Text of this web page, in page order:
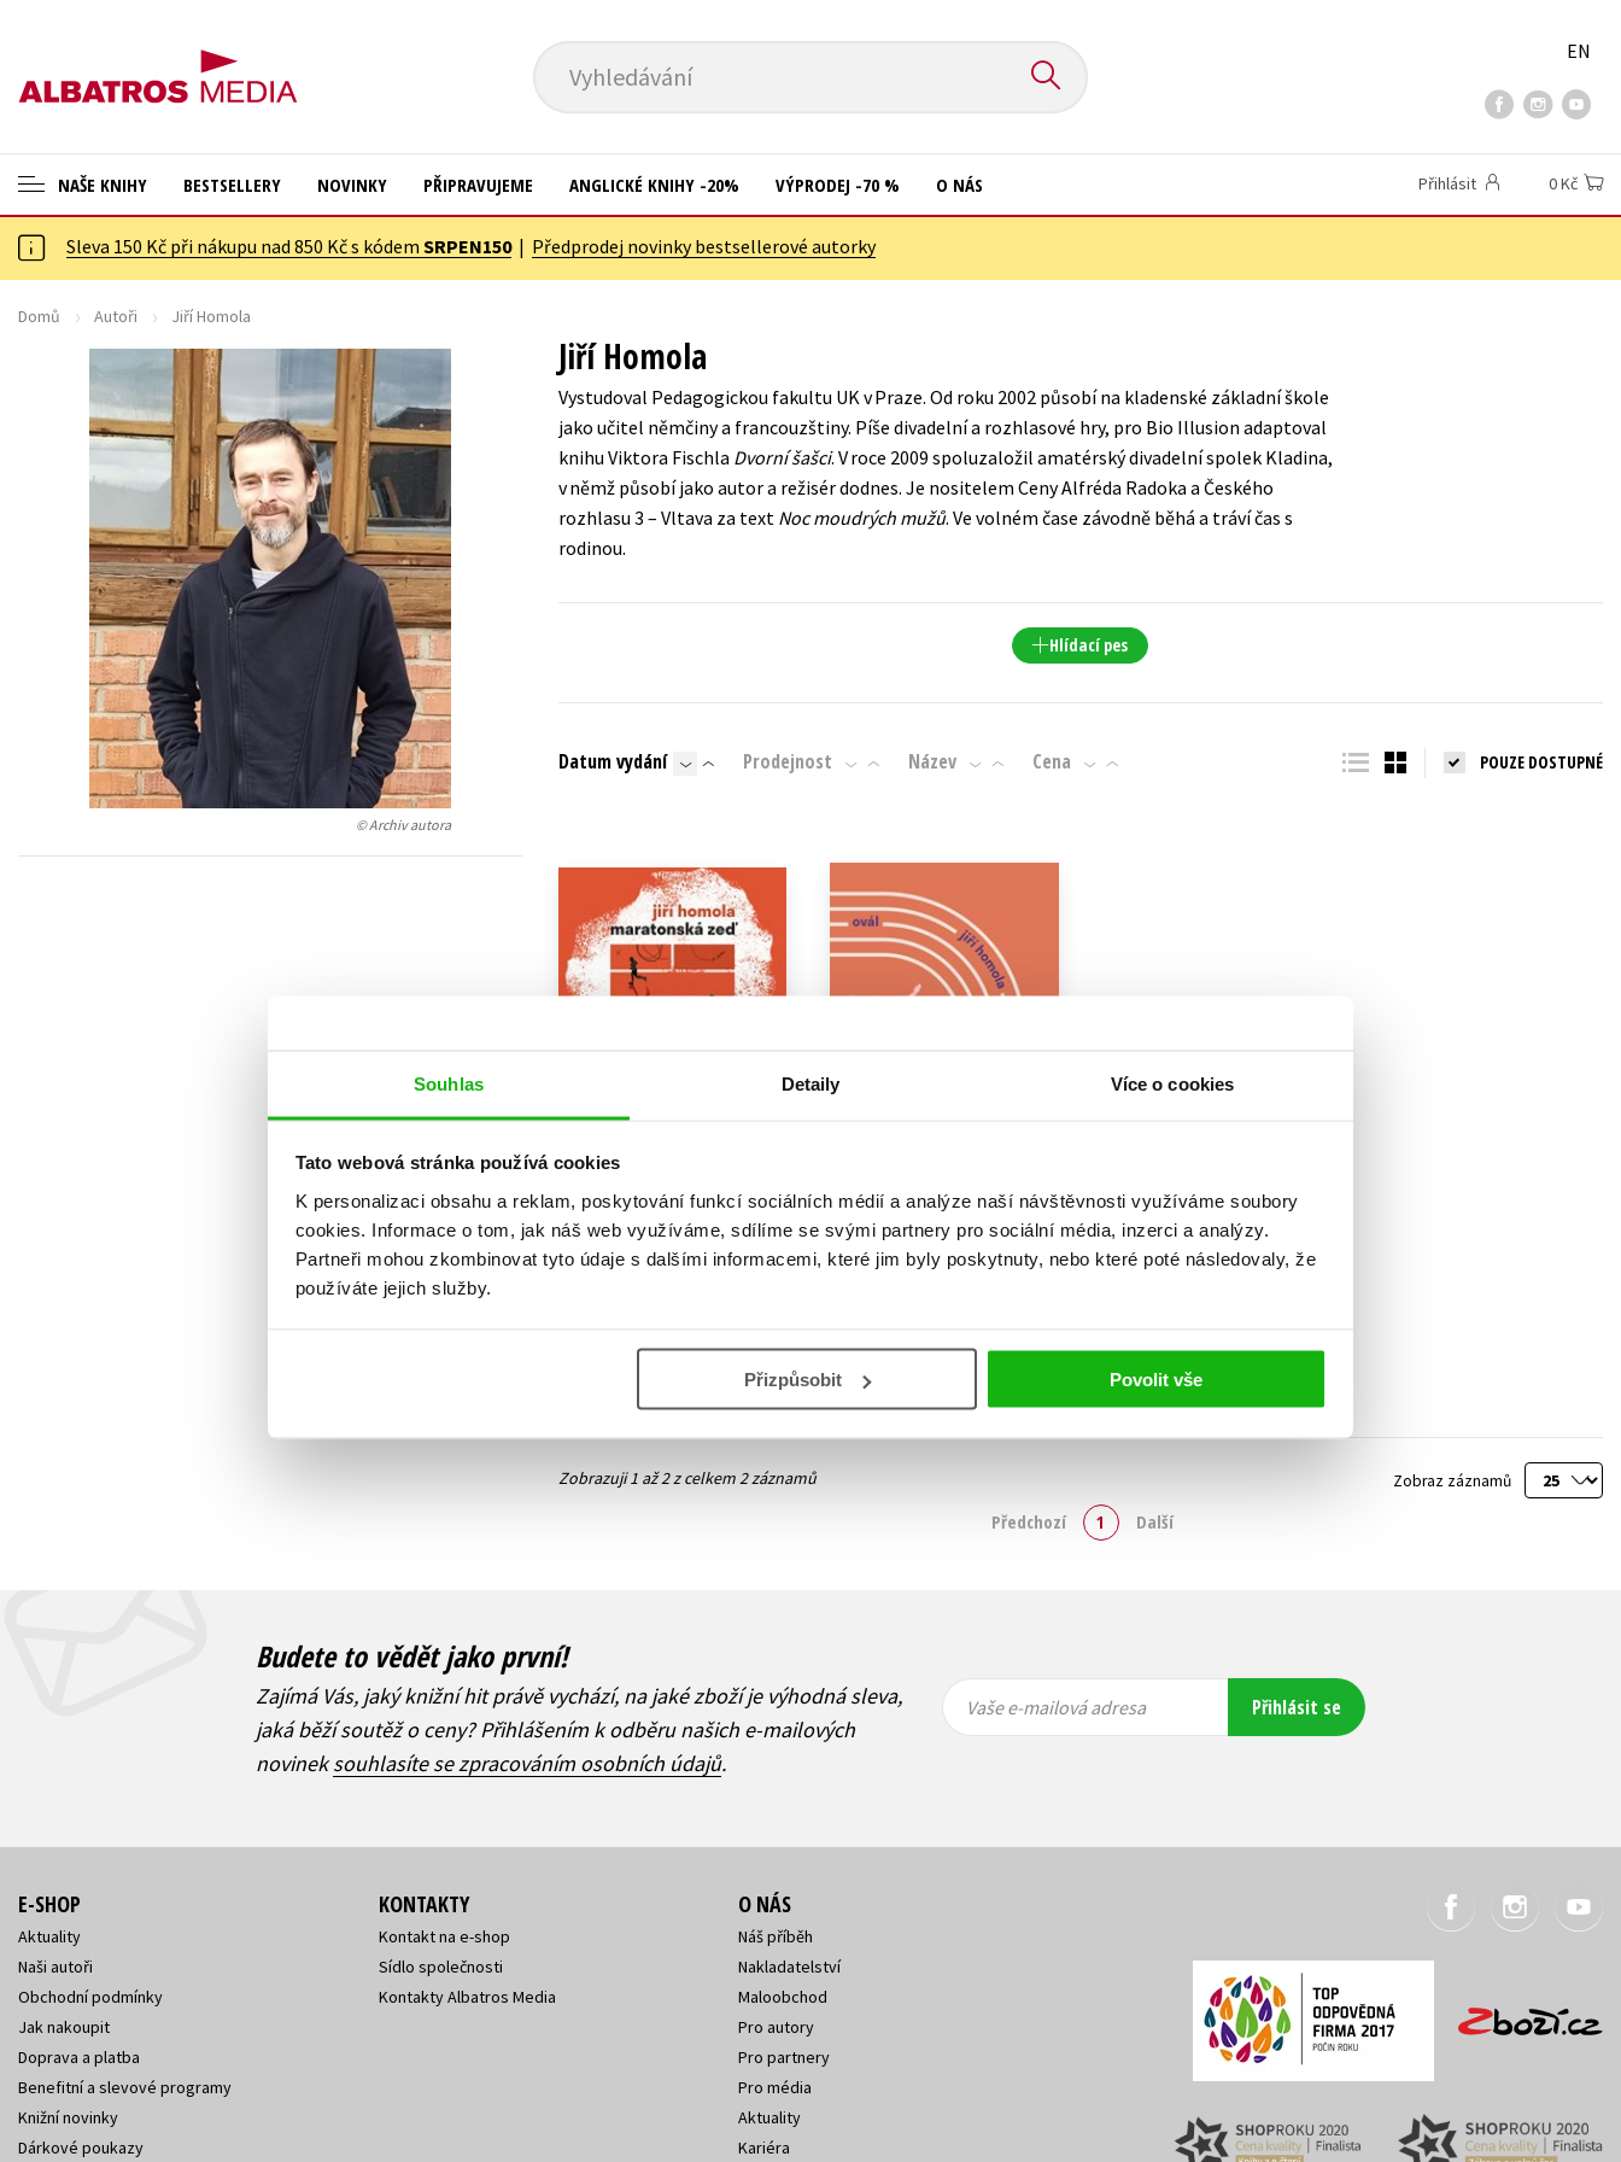
Souhlas Detaily Více o cookies
Tato webová stránka používá cookies
K personalizaci obsahu a reklam, poskytování funkcí sociálních médií a analýze naší návštěvnosti využíváme soubory
cookies. Informace o tom, jak náš web využíváme, sdílíme se svými partnery pro sociální média, inzerci a analýzy.
Partneři mohou zkombinovat tyto údaje s dalšími informacemi, které jim byly poskytnuty, nebo které poté následovaly, že
používáte jejich služby.
Přizpůsobit Povolit vše
Vyhledávání
EN
NAŠE KNIHY
ANGLICKÉ KNIHY -20 %
VÝPRODEJ -70 %
KNIHY S DÁRKEM
ASTERIX S DÁRKEM
🎁DÁRKOVÉ PUBLIKACE
✉️ DÁRKOVÉ POUKAZY
Auto - moto
Beletrie pro děti
Beletrie pro dospělé
Byznys a ekonomie
Cestování
Dárkové zboží
Digitální fotografie
Esoterika a duchovní svět
Historie a military
Hobby
Jazyky
Kalendáře
Kariéra a osobní rozvoj
Komiks
New Adult
Ostatní
Počítače
Poezie
Populárně - naučná pro dospělé
Učebnice
Výchova a pedagogika
Zahraniční literatura
BESTSELLERY NOVINKY PŘIPRAVUJEME ANGLICKÉ KNIHY -20% VÝPRODEJ -70 % O NÁS Přihlásit 0 Kč
Sleva 150 Kč při nákupu nad 850 Kč s kódem SRPEN150| Předprodej novinky bestsellerové autorky
Domů Autoři Jiří Homola
© Archiv autora
Jiří Homola
Vystudoval Pedagogickou fakultu UK v Praze. Od roku 2002 působí na kladenské základní škole
jako učitel němčiny a francouzštiny. Píše divadelní a rozhlasové hry, pro Bio Illusion adaptoval
knihu Viktora Fischla Dvorní šašci. V roce 2009 spoluzaložil amatérský divadelní spolek Kladina,
v němž působí jako autor a režisér dodnes. Je nositelem Ceny Alfréda Radoka a Českého
rozhlasu 3 – Vltava za text Noc moudrých mužů. Ve volném čase závodně běhá a tráví čas s
rodinou.
Hlídací pes
Datum vydání Prodejnost Název Cena POUZE DOSTUPNÉ
Maratonská zeď
Jiří Homola
Do košíku
Ovál
Jiří Homola
Do košíku
Zobraz záznamů
Zobrazuji 1 až 2 z celkem 2 záznamů
Předchozí 1 Další
Budete to vědět jako první!
Zajímá Vás, jaký knižní hit právě vychází, na jaké zboží je výhodná sleva,
jaká běží soutěž o ceny? Přihlášením k odběru našich e-mailových
novineksouhlasíte se zpracováním osobních údajů.
Vaše e-
mailová
Vaše e-
mailová
Vaše e-mailová adresa Přihlásit se
E-SHOP
Aktuality
Naši autoři
Obchodní podmínky
Jak nakoupit
Doprava a platba
Benefitní a slevové programy
Knižní novinky
Dárkové poukazy
KONTAKTY
Kontakt na e-shop
Sídlo společnosti
Kontakty Albatros Media
O NÁS
Náš příběh
Nakladatelství
Maloobchod
Pro autory
Pro partnery
Pro média
Aktuality
Kariéra